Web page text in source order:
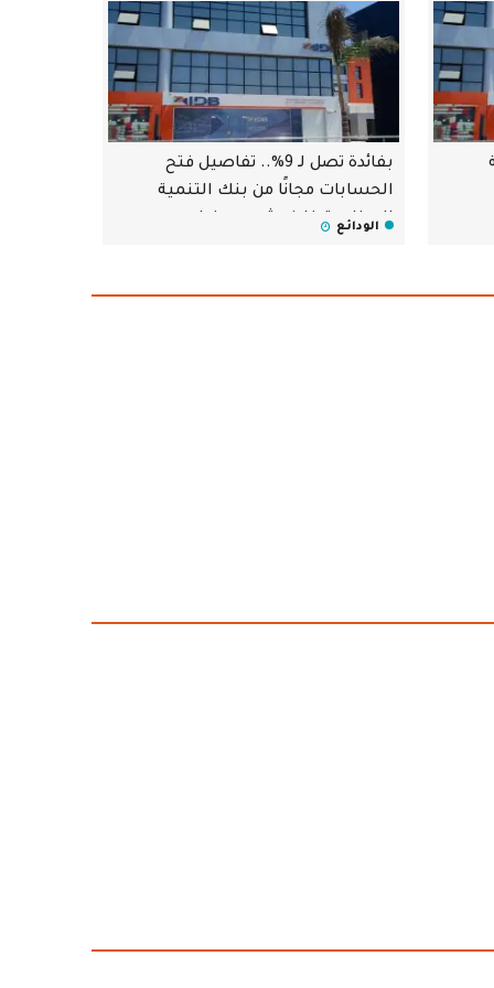
بفائدة تصل لـ 9%.. تفاصيل فتح
الحسابات مجانًا من بنك التنمية
الصناعية خلال شهر رمضان
الودائع